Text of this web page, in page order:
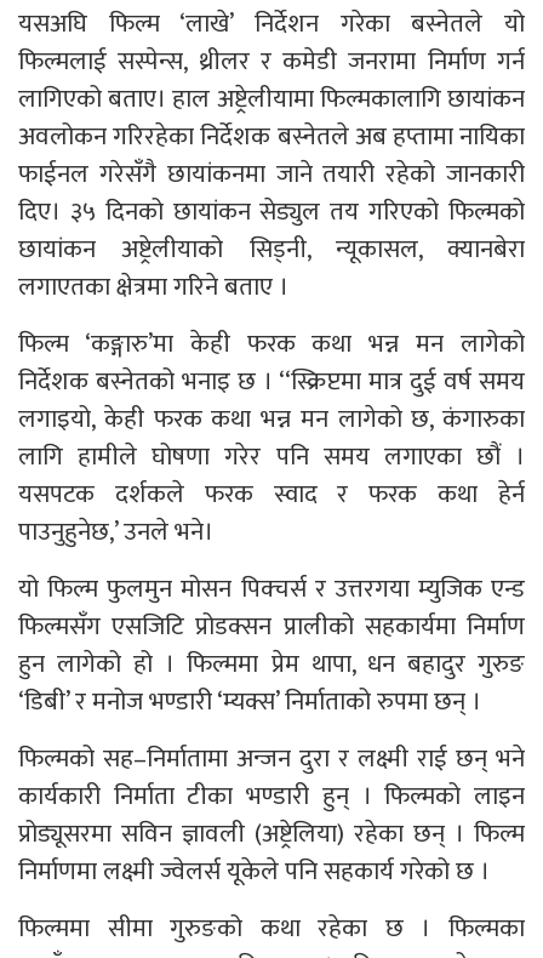
यसअघि फिल्म ‘लाखे’ निर्देशन गरेका बस्नेतले यो
फिल्मलाई सस्पेन्स, थ्रीलर र कमेडी जनरामा निर्माण गर्न
लागिएको बताए। हाल अष्ट्रेलीयामा फिल्मकालागि छायांकन
अवलोकन गरिरहेका निर्देशक बस्नेतले अब हप्तामा नायिका
फाईनल गरेसँगै छायांकनमा जाने तयारी रहेको जानकारी
दिए। ३५ दिनको छायांकन सेड्युल तय गरिएको फिल्मको
छायांकन अष्ट्रेलीयाको सिड्नी, न्यूकासल, क्यानबेरा
लगाएतका क्षेत्रमा गरिने बताए ।
फिल्म ‘कङ्गारु’मा केही फरक कथा भन्न मन लागेको
निर्देशक बस्नेतको भनाइ छ । ‘‘स्क्रिप्टमा मात्र दुई वर्ष समय
लगाइयो, केही फरक कथा भन्न मन लागेको छ, कंगारुका
लागि हामीले घोषणा गरेर पनि समय लगाएका छौं ।
यसपटक दर्शकले फरक स्वाद र फरक कथा हेर्न
पाउनुहुनेछ,’ उनले भने।
यो फिल्म फुलमुन मोसन पिक्चर्स र उत्तरगया म्युजिक एन्ड
फिल्मसँग एसजिटि प्रोडक्सन प्रालीको सहकार्यमा निर्माण
हुन लागेको हो । फिल्ममा प्रेम थापा, धन बहादुर गुरुङ
‘डिबी’ र मनोज भण्डारी ‘म्यक्स’ निर्माताको रुपमा छन् ।
फिल्मको सह–निर्मातामा अन्जन दुरा र लक्ष्मी राई छन् भने
कार्यकारी निर्माता टीका भण्डारी हुन् । फिल्मको लाइन
प्रोड्यूसरमा सविन ज्ञावली (अष्ट्रेलिया) रहेका छन् । फिल्म
निर्माणमा लक्ष्मी ज्वेलर्स यूकेले पनि सहकार्य गरेको छ ।
फिल्ममा सीमा गुरुङको कथा रहेका छ । फिल्मका